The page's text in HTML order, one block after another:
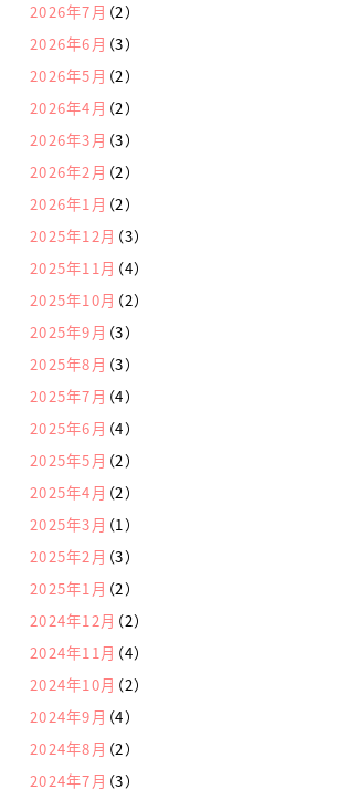
2026年7月 （2）
2026年6月 （3）
2026年5月 （2）
2026年4月 （2）
2026年3月 （3）
2026年2月 （2）
2026年1月 （2）
2025年12月 （3）
2025年11月 （4）
2025年10月 （2）
2025年9月 （3）
2025年8月 （3）
2025年7月 （4）
2025年6月 （4）
2025年5月 （2）
2025年4月 （2）
2025年3月 （1）
2025年2月 （3）
2025年1月 （2）
2024年12月 （2）
2024年11月 （4）
2024年10月 （2）
2024年9月 （4）
2024年8月 （2）
2024年7月 （3）